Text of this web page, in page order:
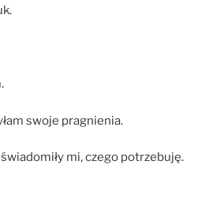
swoje pragnienia.
mi, czego potrzebuję.